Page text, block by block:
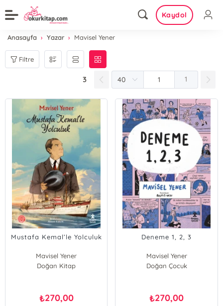
Kaydol
Anasayfa Yazar Mavisel Yener
Filtre
3 1
Mustafa Kemal’le Yolculuk
Mavisel Yener
Doğan Kitap
₺270,00
Deneme 1, 2, 3
Mavisel Yener
Doğan Çocuk
₺270,00